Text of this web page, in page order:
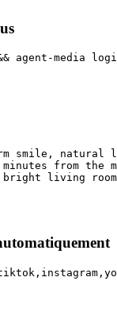
agent-media
smile, natural
from the
living